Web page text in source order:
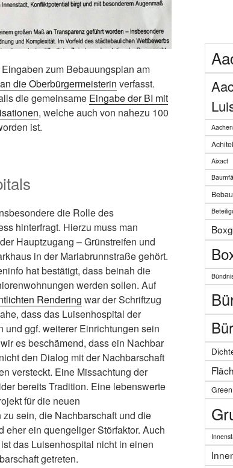
zum Bebauungsplan am
die Oberbürgermeisterin verfasst.
die gemeinsame Eingabe der BI mit
, welche auch von nahezu 100
ist.
die Rolle des
hinterfragt. Hierzu muss man
Hauptzugang – Grünstreifen und
in der Mariabrunnstraße gehört.
hat bestätigt, dass beinah die
werden sollen. Auf
Rendering war der Schriftzug
dass das Luisenhospital der
ggf. weiterer Einrichtungen sein
es beschämend, dass ein Nachbar
den Dialog mit der Nachbarschaft
versteckt. Eine Missachtung der
bereits Tradition. Eine lebenswerte
für die neuen
zu sein, die Nachbarschaft und die
eher ein quengeliger Störfaktor. Auch
ist das Luisenhospital nicht in einen
getreten.
Aixact